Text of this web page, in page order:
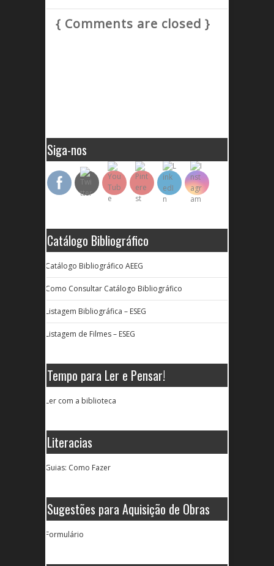
{ Comments are closed }
Siga-nos
Catálogo Bibliográfico
Catálogo Bibliográfico AEEG
Como Consultar Catálogo Bibliográfico
Listagem Bibliográfica – ESEG
Listagem de Filmes – ESEG
Tempo para Ler e Pensar!
Ler com a biblioteca
Literacias
Guias: Como Fazer
Sugestões para Aquisição de Obras
Formulário